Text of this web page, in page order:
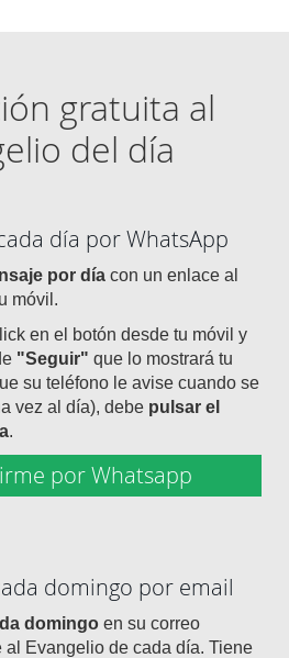
gratuita al
del día
día por WhatsApp
por día con un enlace al
móvil.
en el botón desde tu móvil y
"Seguir" que lo mostrará tu
su teléfono le avise cuando se
vez al día), debe pulsar el
.
por Whatsapp
domingo por email
domingo en su correo
Evangelio de cada día. Tiene